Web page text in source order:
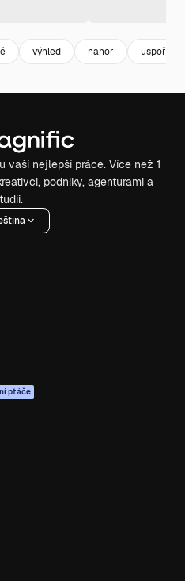
výhled nahor
vaší nejlepší práce. Více než 1
podniky, agenturami a
ptáče